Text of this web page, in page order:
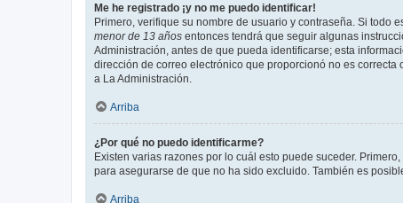
Me he registrado ¡y no me puedo identificar!
Primero, verifique su nombre de usuario y contraseña. Si todo
menor de 13 años entonces tendrá que seguir algunas
Administración, antes de que pueda identificarse; esta
dirección de correo electrónico que proporcionó no es
a La Administración.
Arriba
¿Por qué no puedo identificarme?
Existen varias razones por lo cuál esto puede suceder.
para asegurarse de que no ha sido excluido. También es
Arriba